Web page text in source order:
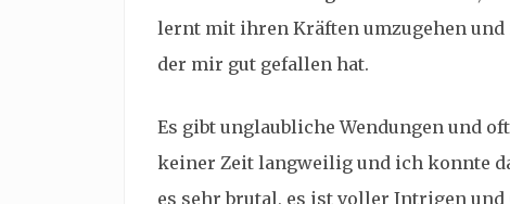
lernt mit ihren Kräften umzugehen
der mir gut gefallen hat.
Es gibt unglaubliche Wendungen und
keiner Zeit langweilig und ich konnte
es sehr brutal, es ist voller Intrigen und